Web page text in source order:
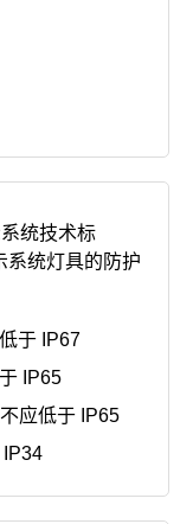
统技术标
系统灯具的防护
于 IP67
IP65
应低于 IP65
IP34